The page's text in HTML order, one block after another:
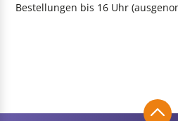
Bestellungen bis 16 Uhr